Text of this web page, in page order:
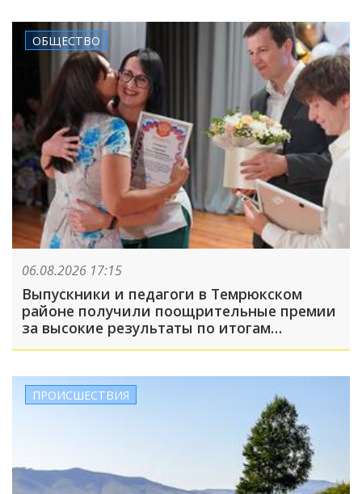
ОБЩЕСТВО
06.08.2026 17:15
Выпускники и педагоги в Темрюкском
районе получили поощрительные премии
за высокие результаты по итогам
учебного года
ПРОИСШЕСТВИЯ